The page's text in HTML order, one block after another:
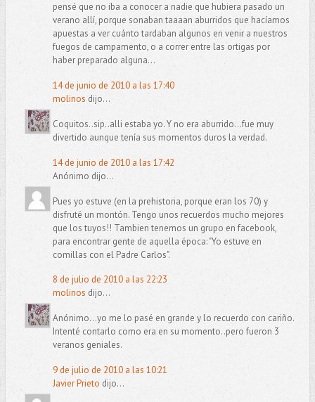
pensé que no iba a conocer a nadie que hubiera pasado un
verano allí, porque sonaban taaaan aburridos que hacíamos
apuestas a ver cuánto tardaban algunos en venir a nuestros
fuegos de campamento, o a correr entre las ortigas por
haber preparado alguna...
14 de junio de 2010 a las 17:40
molinos dijo...
Coquitos..sip..alli estaba yo. Y no era aburrido...fue muy
divertido aunque tenía sus momentos duros la verdad.
14 de junio de 2010 a las 17:42
Anónimo dijo...
Pues yo estuve (en la prehistoria, porque eran los 70) y
disfruté un montón. Tengo unos recuerdos mucho mejores
que los tuyos!! Tambien tenemos un grupo en facebook,
para encontrar gente de aquella época: "Yo estuve en
comillas con el Padre Carlos".
8 de julio de 2010 a las 22:23
molinos dijo...
Anónimo...yo me lo pasé en grande y lo recuerdo con cariño.
Intenté contarlo como era en su momento..pero fueron 3
veranos geniales.
9 de julio de 2010 a las 10:21
Javier Prieto dijo...